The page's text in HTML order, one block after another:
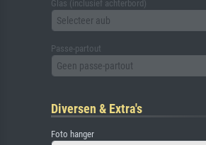
Glas (inclusief achterbord)
Selecteer aub
Passe-partout
Geen passe-partout
Diversen & Extra's
Foto hanger